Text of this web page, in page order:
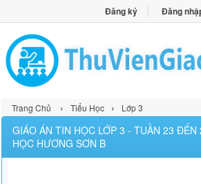
Đăng ký Đăng
Trang Chủ › Tiểu Học › Lớp 3
GIÁO ÁN TIN HỌC LỚP 3 - TUẦN 23
HỌC HƯƠNG SƠN B